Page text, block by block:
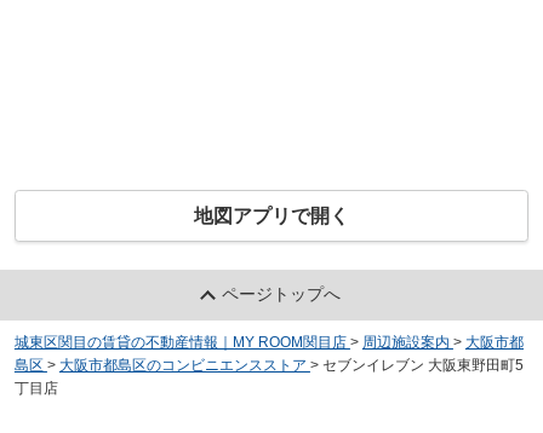
地図アプリで開く
ページトップへ
城東区関目の賃貸の不動産情報｜MY ROOM関目店 > 周辺施設案内 > 大阪市都
島区 > 大阪市都島区のコンビニエンスストア > セブンイレブン 大阪東野田町5
丁目店